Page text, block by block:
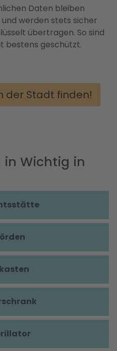
Daten bleiben
werden stets sicher
übertragen. So sind
bestens geschützt.
der Stadt finden!
in Wichtig in